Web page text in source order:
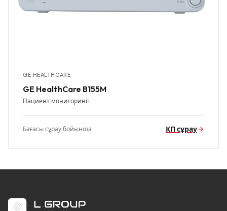
GE HEALTHCARE
GE HealthCare B155M
Пациент мониторингі
Бағасы сұрау бойынша КП сұрау